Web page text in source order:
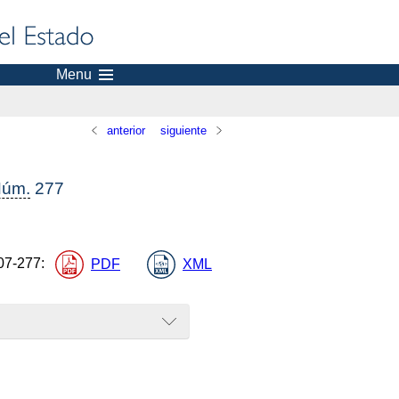
Menu
anterior siguiente
277
277: PDF XML